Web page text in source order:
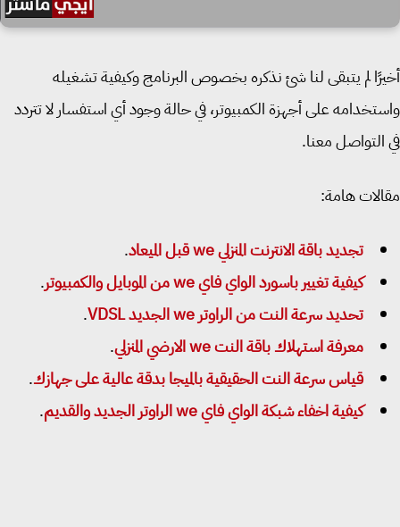
لم يتبقى لنا شئ نذكره بخصوص البرنامج وكيفية تشغيله
على أجهزة الكمبيوتر، في حالة وجود أي استفسار لا تتردد
معنا.
هامة:
تجديد باقة الانترنت المنزلي we قبل الميعاد
.
كيفية تغيير باسورد الواي فاي we من الموبايل والكمبيوتر
.
تحديد سرعة النت من الراوتر we الجديد VDSL
.
معرفة استهلاك باقة النت we الارضي المنزلي
.
قياس سرعة النت الحقيقية بالميجا بدقة عالية على جهازك.
كيفية اخفاء شبكة الواي فاي we الراوتر الجديد والقديم
.